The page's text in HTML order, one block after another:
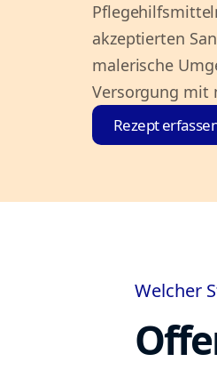
akzeptierten
malerische
Versorgung mit
Rezept
Welcher